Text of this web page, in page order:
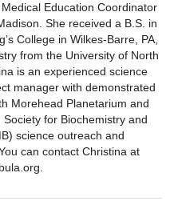
Education Coordinator
She received a B.S. in
College in Wilkes-Barre, PA,
from the University of North
is an experienced science
manager with demonstrated
Morehead Planetarium and
for Biochemistry and
science outreach and
can contact Christina at